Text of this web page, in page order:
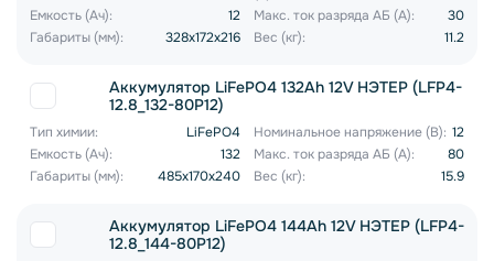
Емкость (Ач):
12 Макс. ток разряда АБ (А):
30
Габариты (мм):
328x172x216 Вес (кг): 11.2
Аккумулятор LiFePO4 132Ah 12V НЭТЕР (LFP4-
12.8_132-80P12)
Тип химии: LiFePO4 Номинальное напряжение (В): 12
Емкость (Ач):
132 Макс. ток разряда АБ (А):
80
Габариты (мм):
485x170x240 Вес (кг): 15.9
Аккумулятор LiFePO4 144Ah 12V НЭТЕР (LFP4-
12.8_144-80P12)